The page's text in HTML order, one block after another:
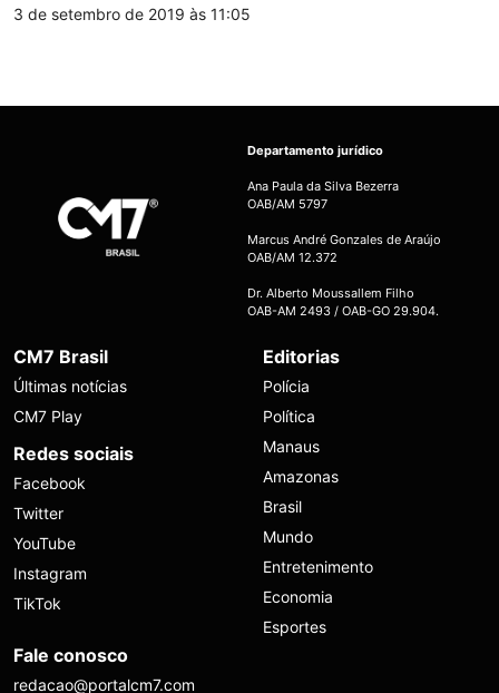
3 de setembro de 2019 às 11:05
Departamento jurídico
Ana Paula da Silva Bezerra
OAB/AM 5797
Marcus André Gonzales de Araújo
OAB/AM 12.372
Dr. Alberto Moussallem Filho
OAB-AM 2493 / OAB-GO 29.904.
CM7 Brasil
Últimas notícias
CM7 Play
Redes sociais
Facebook
Twitter
YouTube
Instagram
TikTok
Editorias
Polícia
Política
Manaus
Amazonas
Brasil
Mundo
Entretenimento
Economia
Esportes
Fale conosco
redacao@portalcm7.com